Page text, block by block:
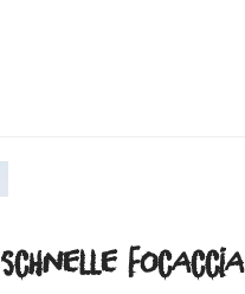
schnelle Focaccia